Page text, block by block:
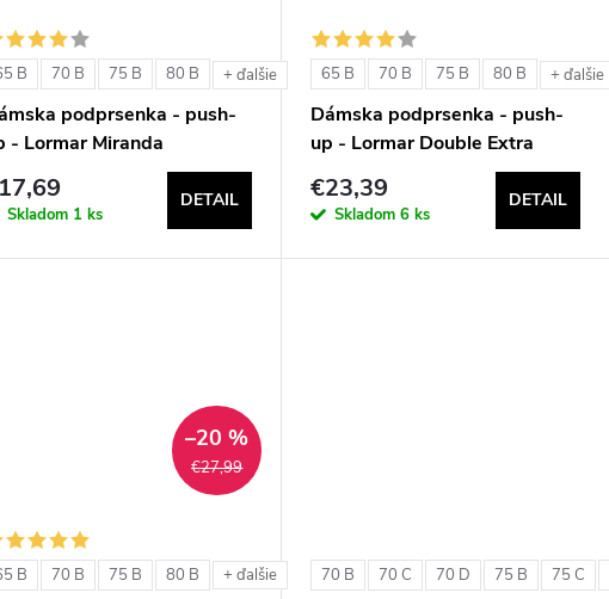
B 70 B 75 B 80 B + ďalšie
podprsenka - push-
- Lormar Miranda
Skladom 1 ks
DETAIL
65 B 70 B 75 B 80 B + ďalšie
Dámska podprsenka - push-
up - Lormar Double Extra
€23,39
Skladom6 ks
DETAIL
€27,99
–20 %
B 70 B 75 B 80 B + ďalšie 70 B 70 C 70 D 75 B 75 C